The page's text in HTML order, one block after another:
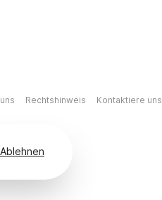
Rechtshinweis Kontaktiere uns
Ablehnen